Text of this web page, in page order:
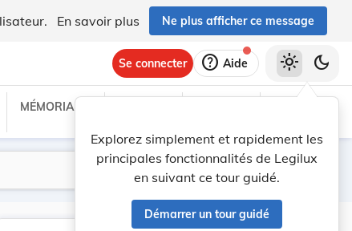
En savoir plus Ne plus afficher ce message
Se connecter help Aide
Explorez simplement et rapidement les
principales fonctionnalités de Legilux
en suivant ce tour guidé.
Démarrer un tour guidé
light_mode dark_mode
MÉMORIAL C
Lancer la recherche
Filtres